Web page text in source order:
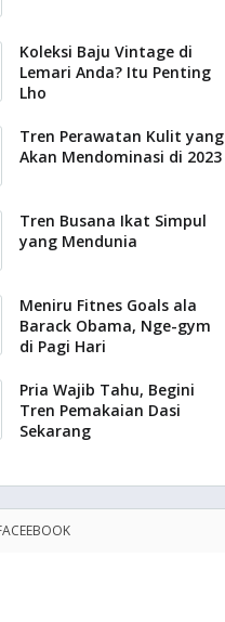
Koleksi Baju Vintage di
Lemari Anda? Itu Penting
Lho
Tren Perawatan Kulit yang
Akan Mendominasi di 2023
Tren Busana Ikat Simpul
yang Mendunia
Meniru Fitnes Goals ala
Barack Obama, Nge-gym
di Pagi Hari
Pria Wajib Tahu, Begini
Tren Pemakaian Dasi
Sekarang